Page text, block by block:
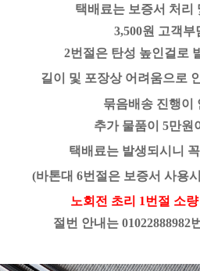
택배료는 보증서 처리
3,500원 고객부
2번절은 탄성 높인걸로
길이 및 포장상 어려움으로
묶음배송 진행이
추가 물품이 5만원
택배료는 발생되시니
(바톤대 6번절은 보증서 사용
노회전 초리 1번절 소
절번 안내는 01022888982